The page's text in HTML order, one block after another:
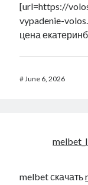
[url=https://
vypadenie-
цена
#June 6, 2026
melbet скачать